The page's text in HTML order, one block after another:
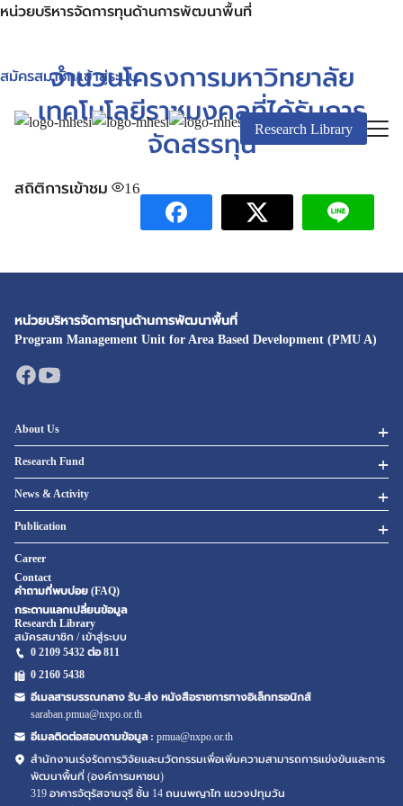
หน่วยบริหารจัดการทุนด้านการพัฒนาพื้นที่
สมัครสมาชิก/เข้าสู่ระบบ
Research Library
จำนวนโครงการมหาวิทยาลัย
เทคโนโลยีราชมงคลที่ได้รับการ
จัดสรรทุน
สถิติการเข้าชม 16
หน่วยบริหารจัดการทุนด้านการพัฒนาพื้นที่
Program Management Unit for Area Based Development (PMU A)
About Us
Research Fund
News & Activity
Publication
Career
Contact
คำถามที่พบบ่อย (FAQ)
กระดานแลกเปลี่ยนข้อมูล
Research Library
สมัครสมาชิก / เข้าสู่ระบบ
0 2109 5432 ต่อ 811
0 2160 5438
อีเมลสารบรรณกลาง รับ-ส่ง หนังสือราชการทางอิเล็กทรอนิกส์
saraban.pmua@nxpo.or.th
อีเมลติดต่อสอบถามข้อมูล : pmua@nxpo.or.th
สำนักงานเร่งรัดการวิจัยและนวัตกรรมเพื่อเพิ่มความสามารถการแข่งขันและการ
พัฒนาพื้นที่ (องค์การมหาชน)
319 อาคารจัตุรัสจามจุรี ชั้น 14 ถนนพญาไท แขวงปทุมวัน